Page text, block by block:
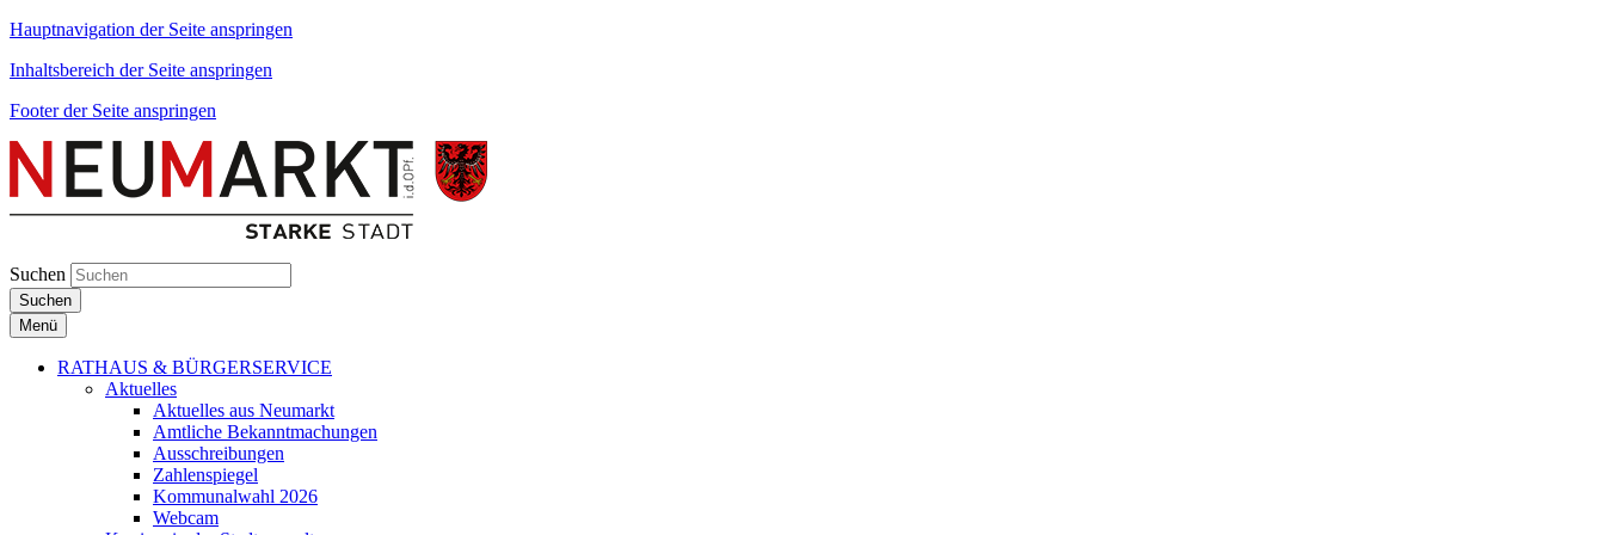
Hauptnavigation der Seite anspringen
Inhaltsbereich der Seite anspringen
Footer der Seite anspringen
Suchen
Suchen
Menü
RATHAUS & BÜRGERSERVICE
Aktuelles
Aktuelles aus Neumarkt
Amtliche Bekanntmachungen
Ausschreibungen
Zahlenspiegel
Kommunalwahl 2026
Webcam